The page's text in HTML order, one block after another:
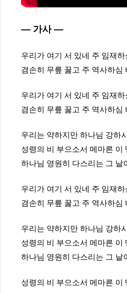
— 가사 —
우리가 여기 서 있네 주 임재하
겸손히 무릎 꿇고 주 역사하심
우리가 여기 서 있네 주 임재하
겸손히 무릎 꿇고 주 역사하심
우리는 약하지만 하나님 강하
성령의 비 부으소서 메마른 이
하나님 영원히 다스리는 그 날
우리가 여기 서 있네 주 임재하
겸손히 무릎 꿇고 주 역사하심
우리는 약하지만 하나님 강하
성령의 비 부으소서 메마른 이
하나님 영원히 다스리는 그 날
성령의 비 부으소서 메마른 이